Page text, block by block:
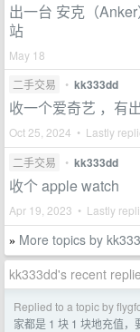
出一台 安克（
站
May 18
二手交易
• kk333dd
收一个爱奇艺 ，有
Oct 25, 2024 • Lastly
二手交易 • kk333dd
收个 apple watch
Apr 19, 2023 • Lastly
» More topics by
kk333dd's recent
Replied to a topic by
家都是 1 块 1 块地充值，